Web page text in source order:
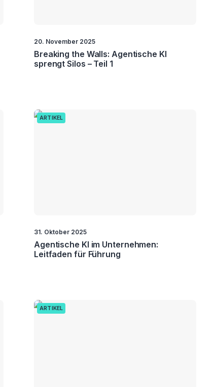
20. November 2025
Breaking the Walls: Agentische KI
sprengt Silos – Teil 1
ARTIKEL
31. Oktober 2025
Agentische KI im Unternehmen:
Leitfaden für Führung
ARTIKEL